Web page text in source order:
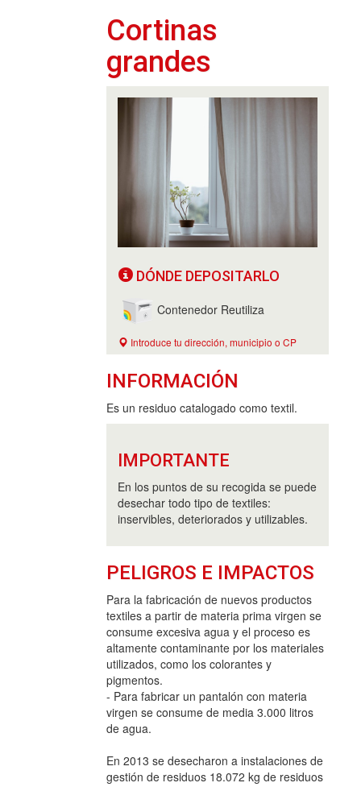
Cortinas
grandes
DÓNDE DEPOSITARLO
Contenedor Reutiliza
Introduce tu dirección, municipio o CP
INFORMACIÓN
Es un residuo catalogado como textil.
IMPORTANTE
En los puntos de su recogida se puede
desechar todo tipo de textiles:
inservibles, deteriorados y utilizables.
PELIGROS E IMPACTOS
Para la fabricación de nuevos productos
textiles a partir de materia prima virgen se
consume excesiva agua y el proceso es
altamente contaminante por los materiales
utilizados, como los colorantes y
pigmentos.
- Para fabricar un pantalón con materia
virgen se consume de media 3.000 litros
de agua.
En 2013 se desecharon a instalaciones de
gestión de residuos 18.072 kg de residuos